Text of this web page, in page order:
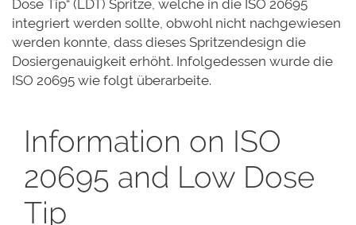
Dose Tip“ (LDT) Spritze, welche in die ISO 20695
integriert werden sollte, obwohl nicht nachgewiesen
werden konnte, dass dieses Spritzendesign die
Dosiergenauigkeit erhöht. Infolgedessen wurde die
ISO 20695 wie folgt überarbeite.
Information on ISO
20695 and Low Dose
Tip